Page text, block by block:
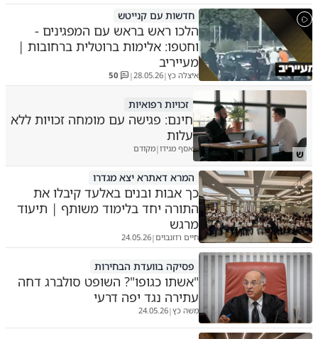
חדשות עם קנייטש
הלכו ראש בראש עם המפגינים -
וחטפו: אלימות ברוטלית ברחובות |
מעייריב
איצלה כץ|
28.05.26
|
50
ש
זכויות רפואיות
חינם: פגישה עם מומחה זכויות ללא
עלות
אסף מגידו|מקודם
המרא דאתרא יצא מגדרו
כך אבות ובנים באלעד קיבלו את
התורה יחד בלימוד משותף | תיעוד
מרגש
חיים רוזנבוים|
24.05.26
פסיקה בוועדת הבחירות
"אשתו כגופו"? השופט סולברג דחה
עתירה נגד יפה דרעי
משה כץ|
24.05.26